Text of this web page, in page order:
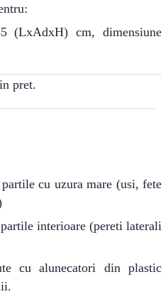
(LxAdxH) cm, dimensiune
pret.
cu uzura mare (usi, fete
interioare (pereti laterali
cu alunecatori din plastic